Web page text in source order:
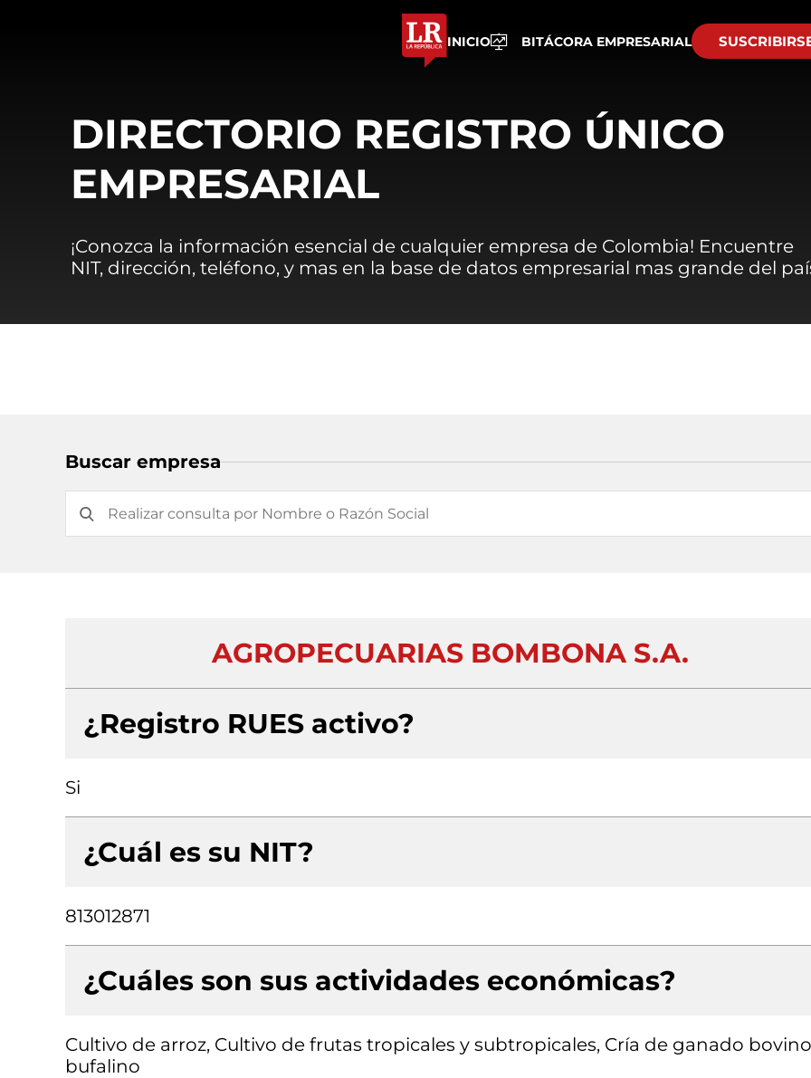
INICIO BITÁCORA EMPRESARIAL
DIRECTORIO REGISTRO ÚNICO
EMPRESARIAL
¡Conozca la información esencial de cualquier empresa de Colombia! Encuentre
NIT, dirección, teléfono, y mas en la base de datos empresarial mas grande del
Buscar empresa
AGROPECUARIAS BOMBONA S.A.
¿Registro RUES activo?
Si
¿Cuál es su NIT?
813012871
¿Cuáles son sus actividades económicas?
Cultivo de arroz, Cultivo de frutas tropicales y subtropicales, Cría de ganado
bufalino